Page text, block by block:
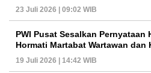
23 Juli 2026 | 09:02 WIB
PWI Pusat Sesalkan Pernyataan
Hormati Martabat Wartawan dan
19 Juli 2026 | 14:42 WIB